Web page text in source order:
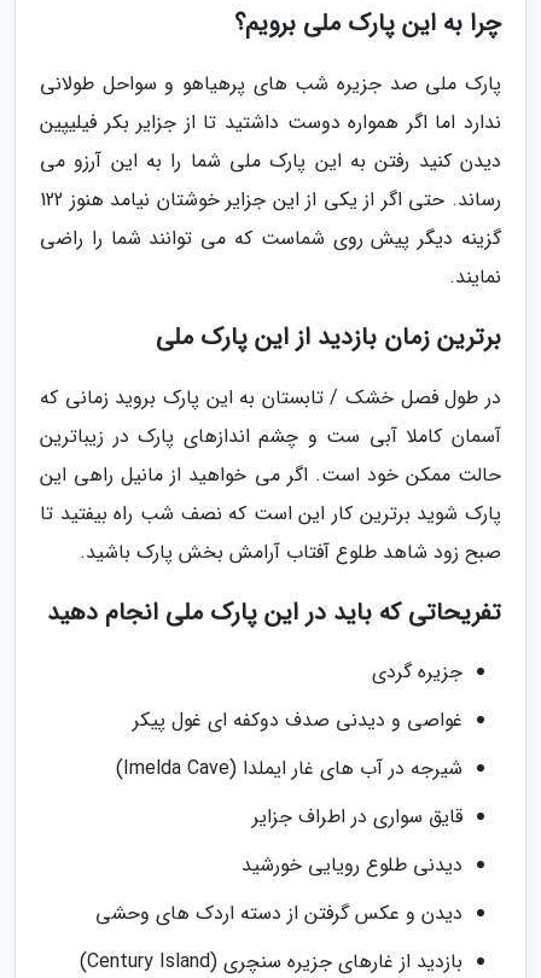
چرا به این پارک ملی برویم؟
پارک ملی صد جزیره شب های پرهیاهو و سواحل طولانی
ندارد اما اگر همواره دوست داشتید تا از جزایر بکر فیلیپین
دیدن کنید رفتن به این پارک ملی شما را به این آرزو می
رساند. حتی اگر از یکی از این جزایر خوشتان نیامد هنوز 122
گزینه دیگر پیش روی شماست که می توانند شما را راضی
نمایند.
برترین زمان بازدید از این پارک ملی
در طول فصل خشک / تابستان به این پارک بروید زمانی که
آسمان کاملا آبی ست و چشم اندازهای پارک در زیباترین
حالت ممکن خود است. اگر می خواهید از مانیل راهی این
پارک شوید برترین کار این است که نصف شب راه بیفتید تا
صبح زود شاهد طلوع آفتاب آرامش بخش پارک باشید.
تفریحاتی که باید در این پارک ملی انجام دهید
جزیره گردی
غواصی و دیدنی صدف دوکفه ای غول پیکر
شیرجه در آب های غار ایملدا (Imelda Cave)
قایق سواری در اطراف جزایر
دیدنی طلوع رویایی خورشید
دیدن و عکس گرفتن از دسته اردک های وحشی
بازدید از غارهای جزیره سنچری (Century Island)